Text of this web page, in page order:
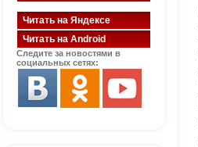
Читать на Яндексе
Читать на Android
Следите за новостями в
социальных сетях: